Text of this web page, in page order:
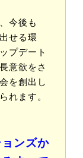
今後も
せる環
プデート
意欲をさ
を創出し
れます。
ンズか